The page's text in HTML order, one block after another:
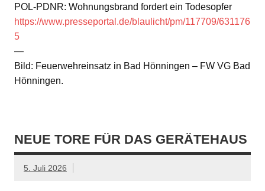
POL-PDNR: Wohnungsbrand fordert ein Todesopfer
https://www.presseportal.de/blaulicht/pm/117709/631176
5
—
Bild: Feuerwehreinsatz in Bad Hönningen – FW VG Bad
Hönningen.
NEUE TORE FÜR DAS GERÄTEHAUS
5. Juli 2026